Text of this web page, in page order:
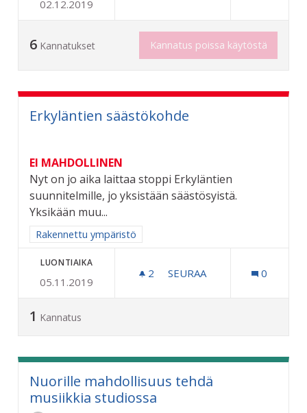
02.12.2019
6 Kannatukset Kannatus poissa käytöstä
Erkyläntien säästökohde
EI MAHDOLLINEN
Nyt on jo aika laittaa stoppi Erkyläntien
suunnitelmille, jo yksistään säästösyistä.
Yksikään muu...
Rajaa tulokset aihepiirin mukaan: Rakennettu ympäristö
Rakennettu ympäristö
LUONTIAIKA
05.11.2019
2 2 SEURAAJAA
SEURAA 0
1 Kannatus
Nuorille mahdollisuus tehdä
musiikkia studiossa